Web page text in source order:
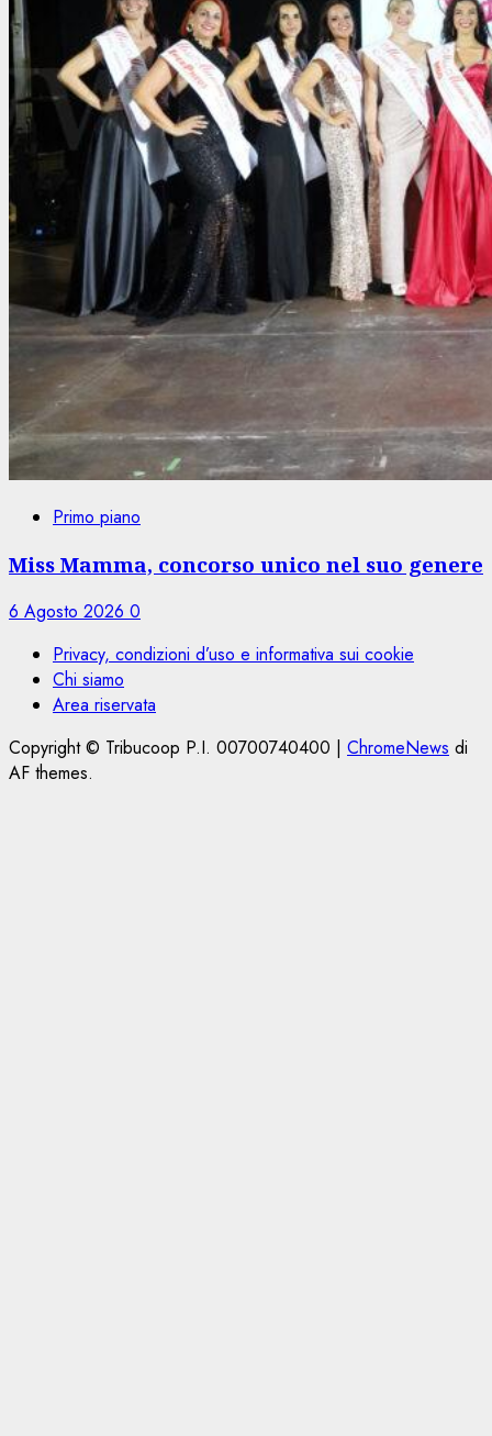
Primo piano
Miss Mamma, concorso unico nel suo genere
6 Agosto 2026 0
Privacy, condizioni d’uso e informativa sui cookie
Chi siamo
Area riservata
Copyright © Tribucoop P.I. 00700740400 | ChromeNews di
AF themes.